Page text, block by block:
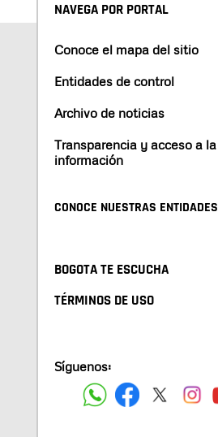
NAVEGA POR PORTAL
Conoce el mapa del sitio
Entidades de control
Archivo de noticias
Transparencia y acceso a la
información
CONOCE NUESTRAS ENTIDADES
BOGOTA TE ESCUCHA
TÉRMINOS DE USO
Síguenos: